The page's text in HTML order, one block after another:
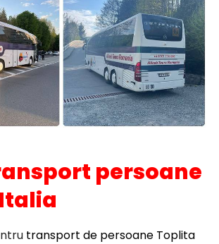
persoane
transport de persoane Toplita